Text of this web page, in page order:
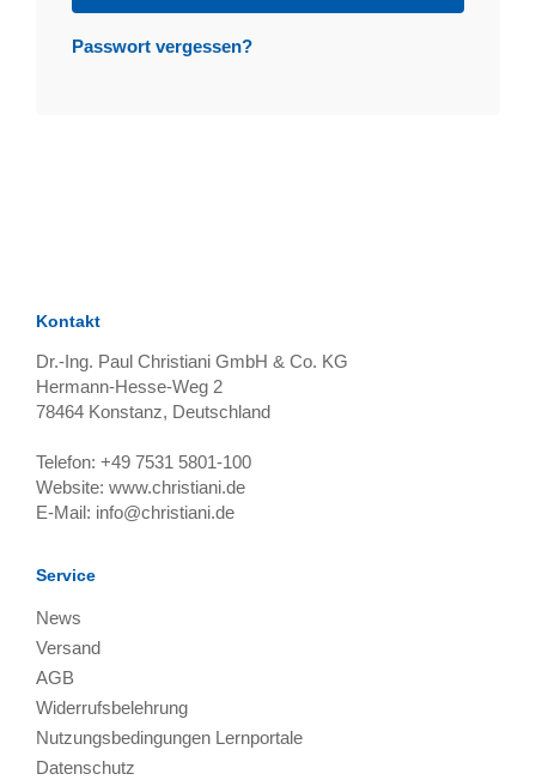
Passwort vergessen?
Kontakt
Dr.-Ing. Paul Christiani GmbH & Co. KG
Hermann-Hesse-Weg 2
78464 Konstanz, Deutschland
Telefon: +49 7531 5801-100
Website: www.christiani.de
E-Mail: info@christiani.de
Service
News
Versand
AGB
Widerrufsbelehrung
Nutzungsbedingungen Lernportale
Datenschutz